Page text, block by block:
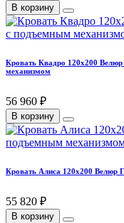
В корзину
Кровать Квадро 120х200 Велюр
механизмом
56 960 ₽
В корзину
Кровать Алиса 120х200 Велюр
55 820 ₽
В корзину